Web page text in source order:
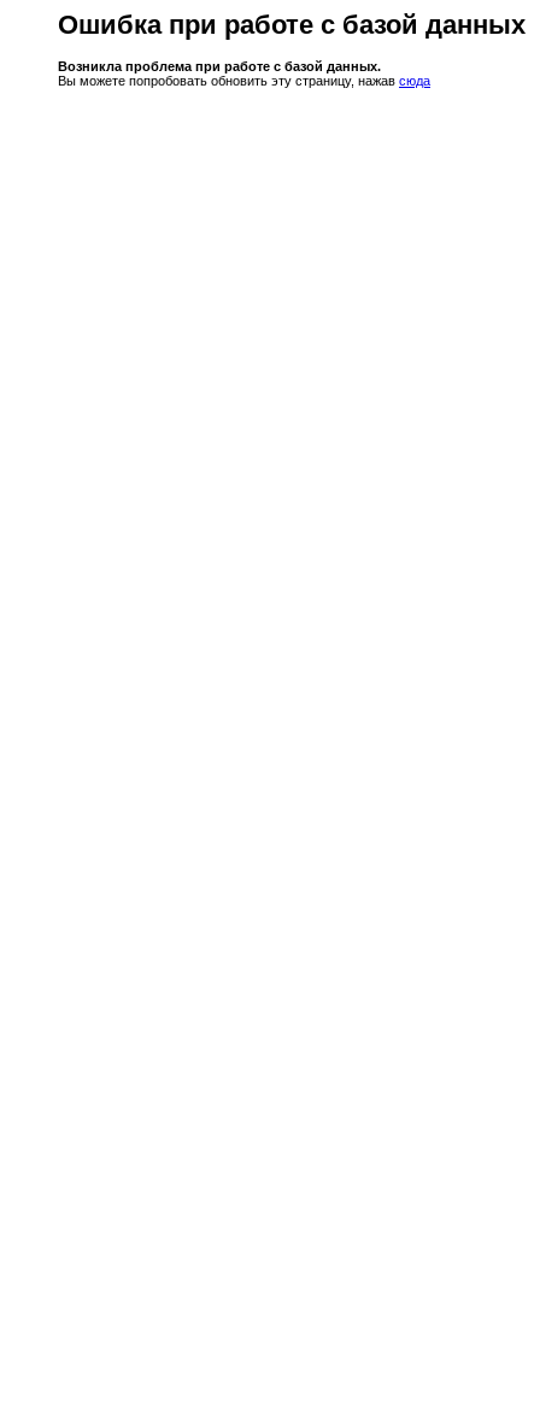
Ошибка при работе с базой данных
Возникла проблема при работе с базой данных.
Вы можете попробовать обновить эту страницу, нажав сюда